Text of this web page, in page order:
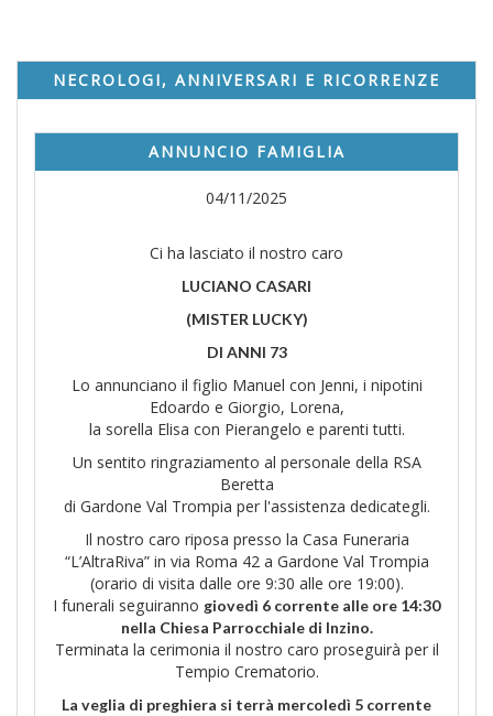
NECROLOGI, ANNIVERSARI E RICORRENZE
ANNUNCIO FAMIGLIA
04/11/2025
Ci ha lasciato il nostro caro
LUCIANO CASARI
(MISTER LUCKY)
DI ANNI 73
Lo annunciano il figlio Manuel con Jenni, i nipotini
Edoardo e Giorgio, Lorena,
la sorella Elisa con Pierangelo e parenti tutti.
Un sentito ringraziamento al personale della RSA
Beretta
di Gardone Val Trompia per l'assistenza dedicategli.
Il nostro caro riposa presso la Casa Funeraria
“L’AltraRiva” in via Roma 42 a Gardone Val Trompia
(orario di visita dalle ore 9:30 alle ore 19:00).
I funerali seguiranno giovedì 6 corrente alle ore 14:30
nella Chiesa Parrocchiale di Inzino.
Terminata la cerimonia il nostro caro proseguirà per il
Tempio Crematorio.
La veglia di preghiera si terrà mercoledì 5 corrente